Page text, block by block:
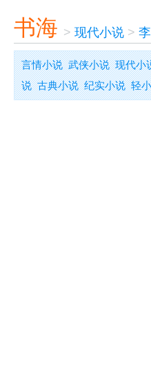
书海 > 现代小说 >
言情小说 武侠小说 现代小
说 古典小说 纪实小说 轻